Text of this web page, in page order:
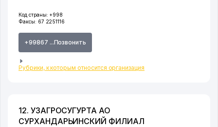
Код страны: +998
Факсы: 67 2251116
+99867 ...Позвонить
Рубрики, к которым относится организация
12. УЗАГРОСУГУРТА АО
СУРХАНДАРЬИНСКИЙ ФИЛИАЛ